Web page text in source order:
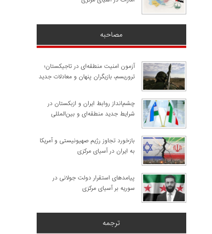
مصاحبه
آزمون امنیت منطقه‌ای در تاجیکستان؛
تروریسم، بازیگران پنهان و معادلات جدید
چشم‌انداز روابط ایران و ازبکستان در
شرایط جدید منطقه‌ای و بین‌المللی
​بازخورد تجاوز رژیم صهیونیستی و آمریکا
به ایران در آسیای مرکزی
پیامدهای استقرار دولت جولانی در
سوریه بر آسیای مرکزی
ترجمه